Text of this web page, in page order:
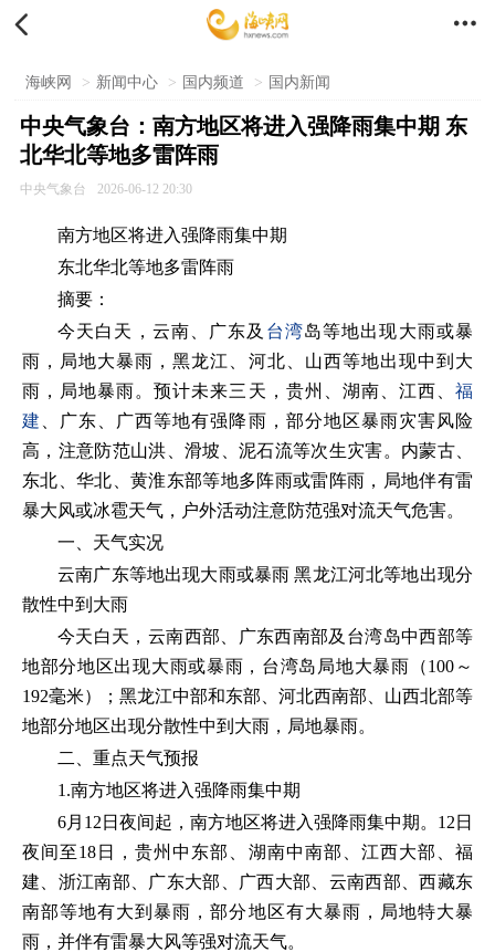
 
海峡网 > 新闻中心 > 国内频道 > 国内新闻
中央气象台：南方地区将进入强降雨集中期 东
北华北等地多雷阵雨
中央气象台 2026-06-12 20:30
南方地区将进入强降雨集中期
东北华北等地多雷阵雨
摘要：
今天白天，云南、广东及 台湾岛等地出现大雨或暴
雨，局地大暴雨，黑龙江、河北、山西等地出现中到大
雨，局地暴雨。预计未来三天，贵州、湖南、江西、 福
建
、广东、广西等地有强降雨，部分地区暴雨灾害风险
高，注意防范山洪、滑坡、泥石流等次生灾害。内蒙古、
东北、华北、黄淮东部等地多阵雨或雷阵雨，局地伴有雷
暴大风或冰雹天气，户外活动注意防范强对流天气危害。
一、天气实况
云南广东等地出现大雨或暴雨 黑龙江河北等地出现分
散性中到大雨
今天白天，云南西部、广东西南部及台湾岛中西部等
地部分地区出现大雨或暴雨，台湾岛局地大暴雨（100～
192毫米）；黑龙江中部和东部、河北西南部、山西北部等
地部分地区出现分散性中到大雨，局地暴雨。
二、重点天气预报
1.南方地区将进入强降雨集中期
6月12日夜间起，南方地区将进入强降雨集中期。12日
夜间至18日，贵州中东部、湖南中南部、江西大部、福
建、浙江南部、广东大部、广西大部、云南西部、西藏东
南部等地有大到暴雨，部分地区有大暴雨，局地特大暴
雨，并伴有雷暴大风等强对流天气。